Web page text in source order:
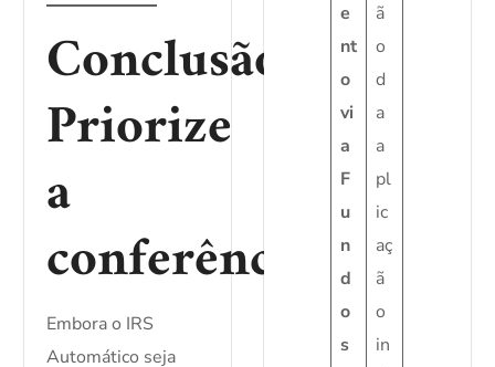
Conclusão:
Priorize
a
conferência
Embora o IRS
Automático seja
e
nt
o
vi
a
F
u
n
d
o
s
ã
o
d
a
a
pl
ic
aç
ã
o
in